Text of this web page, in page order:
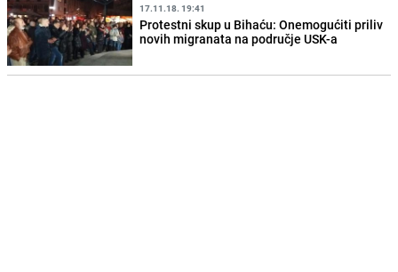
17.11.18. 19:41
Protestni skup u Bihaću: Onemogućiti priliv
novih migranata na područje USK-a